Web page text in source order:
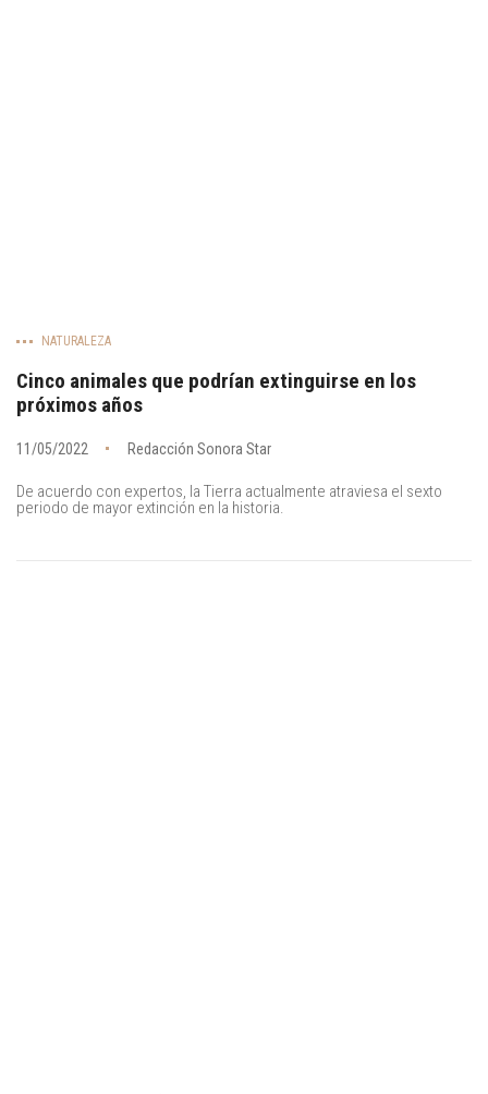
NATURALEZA
Cinco animales que podrían extinguirse en los
próximos años
11/05/2022 Redacción Sonora Star
De acuerdo con expertos, la Tierra actualmente atraviesa el sexto
periodo de mayor extinción en la historia.